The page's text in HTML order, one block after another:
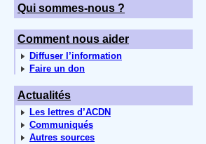
Qui sommes-nous ?
Comment nous aider
Diffuser l’information
Faire un don
Actualités
Les lettres d’ACDN
Communiqués
Autres sources